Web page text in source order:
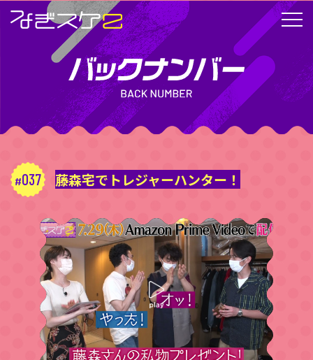
037 藤森宅でトレジャーハンター！